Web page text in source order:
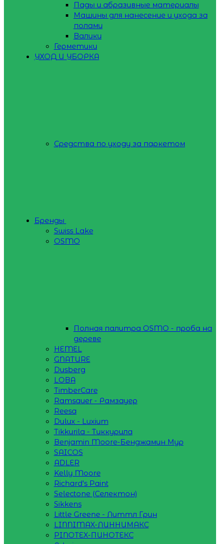
Пады и абразивные материалы
Машины для нанесение и ухода за
полами
Валики
Герметики
УХОД И УБОРКА
Средства по уходу за паркетом
Бренды
Swiss Lake
OSMO
Полная палитра OSMO - проба на
дереве
HEMEL
GNATURE
Dusberg
LOBA
TimberCare
Ramsauer - Рамзауер
Reesa
Dulux - Luxium
Tikkurila - Тиккурила
Benjamin Moore-Бенджамин Мур
SAICOS
ADLER
Kelly Moore
Richard's Paint
Selectone (Селектон)
Sikkens
Little Greene - Литтл Грин
LINNIMAX-ЛИННИМАКС
PINOTEX-ПИНОТЕКС